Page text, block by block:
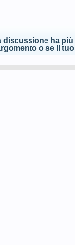
discussione ha
o se il